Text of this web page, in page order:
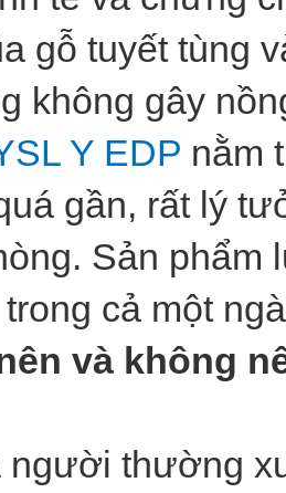
gỗ tuyết tùng
không gây
Y EDP nằm
gần, rất lý
Sản phẩm
cả một
và không
người thường